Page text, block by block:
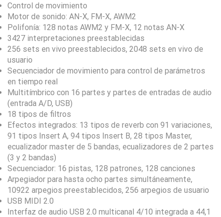
Control de movimiento
Motor de sonido: AN-X, FM-X, AWM2
Polifonía: 128 notas AWM2 y FM-X, 12 notas AN-X
3427 interpretaciones preestablecidas
256 sets en vivo preestablecidos, 2048 sets en vivo de
usuario
Secuenciador de movimiento para control de parámetros
en tiempo real
Multitímbrico con 16 partes y partes de entradas de audio
(entrada A/D, USB)
18 tipos de filtros
Efectos integrados: 13 tipos de reverb con 91 variaciones,
91 tipos Insert A, 94 tipos Insert B, 28 tipos Master,
ecualizador master de 5 bandas, ecualizadores de 2 partes
(3 y 2 bandas)
Secuenciador: 16 pistas, 128 patrones, 128 canciones
Arpegiador para hasta ocho partes simultáneamente,
10922 arpegios preestablecidos, 256 arpegios de usuario
USB MIDI 2.0
Interfaz de audio USB 2.0 multicanal 4/10 integrada a 44,1